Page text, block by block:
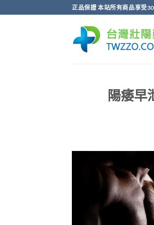
轉
正品保證 本站所有商品享受
陽痿早